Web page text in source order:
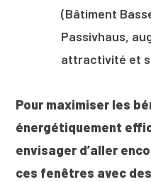
(Bâtiment
Passivhaus,
attractivité et
Pour maximiser les
énergétiquement
envisager d’aller
ces fenêtres avec